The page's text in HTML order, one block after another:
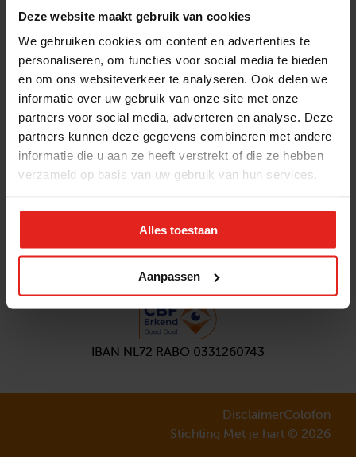
Deze website maakt gebruik van cookies
We gebruiken cookies om content en advertenties te
personaliseren, om functies voor social media te bieden
en om ons websiteverkeer te analyseren. Ook delen we
informatie over uw gebruik van onze site met onze
partners voor social media, adverteren en analyse. Deze
partners kunnen deze gegevens combineren met andere
informatie die u aan ze heeft verstrekt of die ze hebben
verzameld op basis van uw gebruik van hun services.
Alles toestaan
Aanpassen
Actuele vacatures
Pers en media
Jaarverslag 2025
Contact
Klachtenprocedure
Privacyverklaring
Opzeggen
Volg ons
Aanmeldennieuwsbrief
IBAN NL72 RABO 0331260743
DisclaimerColofon
Stichting Met je hart © 2026